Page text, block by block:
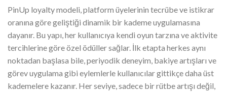
PinUp loyalty modeli, platform üyelerinin tecrübe ve istikrar
oranına göre geliştiği dinamik bir kademe uygulamasına
dayanır. Bu yapı, her kullanıcıya kendi oyun tarzına ve aktivite
tercihlerine göre özel ödüller sağlar. İlk etapta herkes aynı
noktadan başlasa bile, periyodik deneyim, bakiye artışları ve
görev uygulama gibi eylemlerle kullanıcılar gittikçe daha üst
kademelere kazanır. Her seviye, sadece bir rütbe artışı değil,